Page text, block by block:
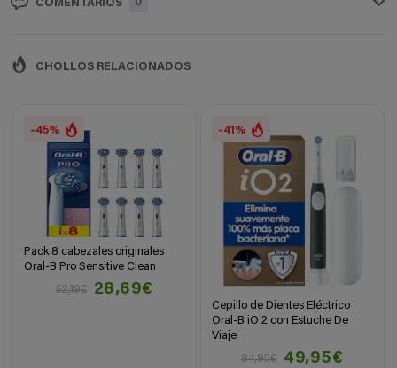
COMENTARIOS
CHOLLOS RELACIONADOS
-45%
Pack 8 cabezales originales
Oral-B Pro Sensitive Clean
52,19€
28,69€
-41%
Cepillo de Dientes Eléctrico
Oral-B iO 2 con Estuche De
Viaje
84,95€
49,95€